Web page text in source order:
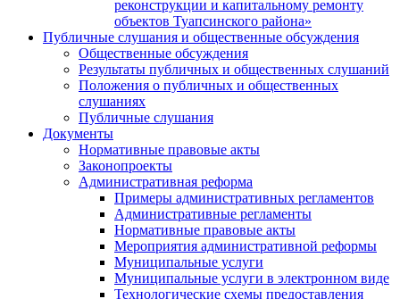
реконструкции и капитальному ремонту
объектов Туапсинского района»
Публичные слушания и общественные обсуждения
Общественные обсуждения
Результаты публичных и общественных слушаний
Положения о публичных и общественных
слушаниях
Публичные слушания
Документы
Нормативные правовые акты
Законопроекты
Административная реформа
Примеры административных регламентов
Административные регламенты
Нормативные правовые акты
Мероприятия административной реформы
Муниципальные услуги
Муниципальные услуги в электронном виде
Технологические схемы предоставления